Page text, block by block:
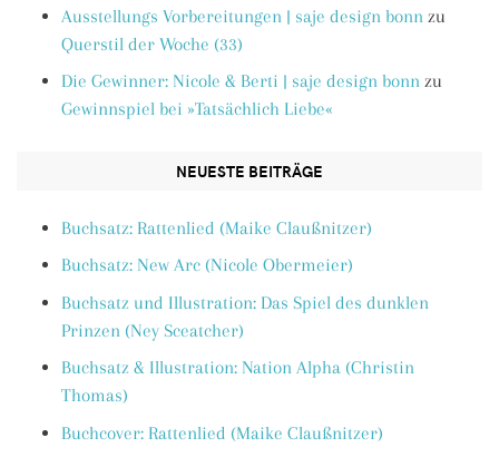
Ausstellungs Vorbereitungen | saje design bonn zu
Querstil der Woche (33)
Die Gewinner: Nicole & Berti | saje design bonn zu
Gewinnspiel bei »Tatsächlich Liebe«
NEUESTE BEITRÄGE
Buchsatz: Rattenlied (Maike Claußnitzer)
Buchsatz: New Arc (Nicole Obermeier)
Buchsatz und Illustration: Das Spiel des dunklen
Prinzen (Ney Sceatcher)
Buchsatz & Illustration: Nation Alpha (Christin
Thomas)
Buchcover: Rattenlied (Maike Claußnitzer)